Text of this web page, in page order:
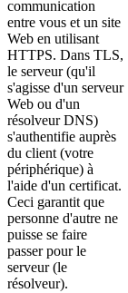
communication
entre vous et un site
Web en utilisant
HTTPS. Dans TLS,
le serveur (qu'il
s'agisse d'un serveur
Web ou d'un
résolveur DNS)
s'authentifie auprès
du client (votre
périphérique) à
l'aide d'un certificat.
Ceci garantit que
personne d'autre ne
puisse se faire
passer pour le
serveur (le
résolveur).